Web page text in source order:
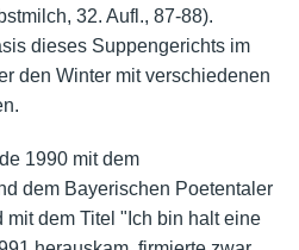
32. Aufl., 87-88).
dieses Suppengerichts im
den Winter mit verschiedenen
1990 mit dem
dem Bayerischen Poetentaler
dem Titel "Ich bin halt eine